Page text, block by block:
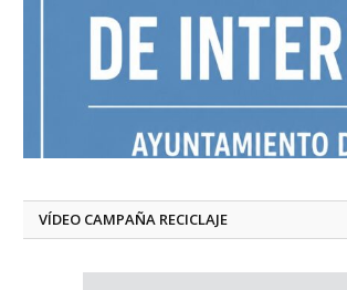
VÍDEO CAMPAÑA RECICLAJE